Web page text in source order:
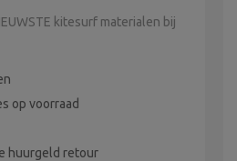
kitesurf materialen bij
op voorraad
huurgeld retour